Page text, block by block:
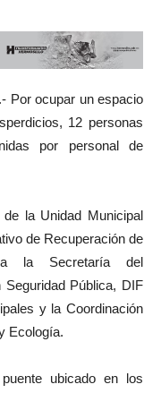
Por ocupar un espacio
12 personas
por personal de
la Unidad Municipal
de Recuperación de
la Secretaría del
Pública, DIF
y la Coordinación
Ecología.
ubicado en los